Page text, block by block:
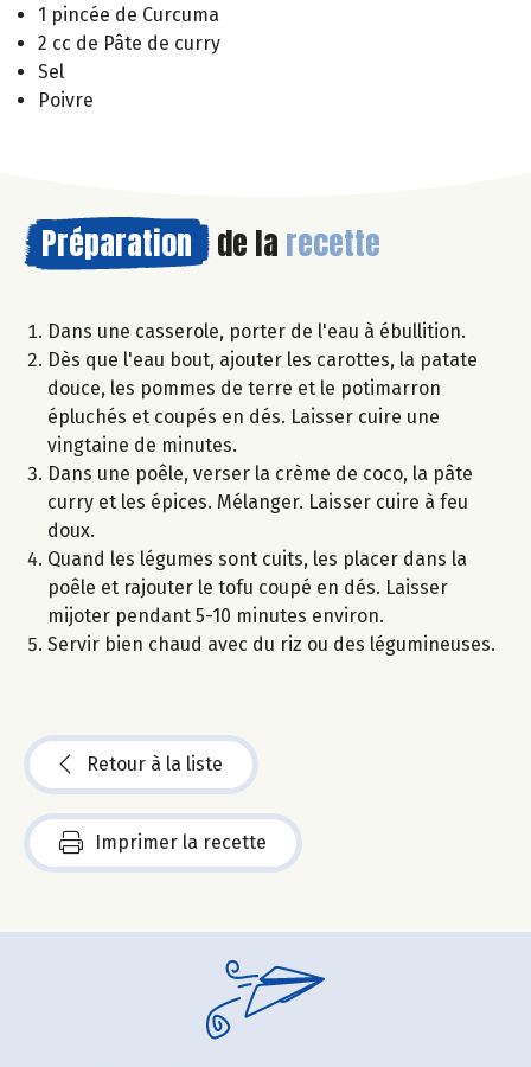
1 pincée de Curcuma
2 cc de Pâte de curry
Sel
Poivre
Préparation de la recette
Dans une casserole, porter de l'eau à ébullition.
Dès que l'eau bout, ajouter les carottes, la patate
douce, les pommes de terre et le potimarron
épluchés et coupés en dés. Laisser cuire une
vingtaine de minutes.
Dans une poêle, verser la crème de coco, la pâte
curry et les épices. Mélanger. Laisser cuire à feu
doux.
Quand les légumes sont cuits, les placer dans la
poêle et rajouter le tofu coupé en dés. Laisser
mijoter pendant 5-10 minutes environ.
Servir bien chaud avec du riz ou des légumineuses.
Retour à la liste
Imprimer la recette